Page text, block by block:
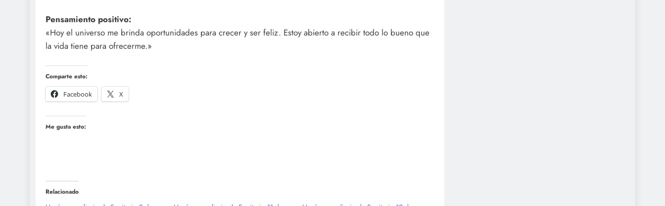
Pensamiento positivo:
«Hoy el universo me brinda oportunidades para crecer y ser feliz. Estoy abierto a recibir todo lo bueno que
la vida tiene para ofrecerme.»
Comparte esto:
Facebook
X
Me gusta esto:
Relacionado